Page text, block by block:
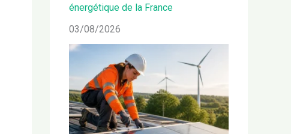
énergétique de la France
03/08/2026